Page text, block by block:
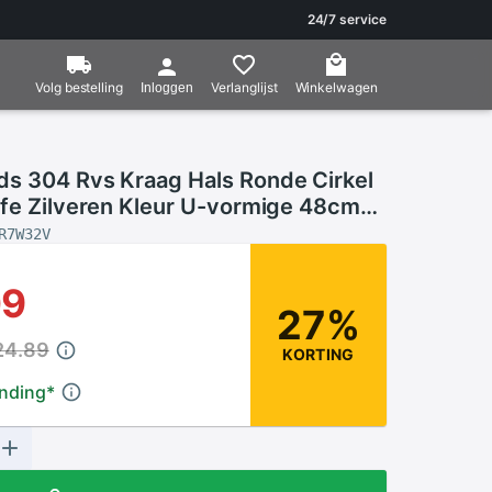
24/7 service
Volg bestelling Inloggen Verlanglijst Winkelwagen
304 Rvs Kraag Hals Ronde Cirkel
Zilveren Kleur U-vormige 48cm
lange Trendy, 1 Stuk
*
27%
KORTING